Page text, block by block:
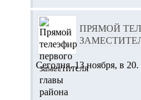
ПРЯМОЙ
Сегодня, 13 ноября, в 20.